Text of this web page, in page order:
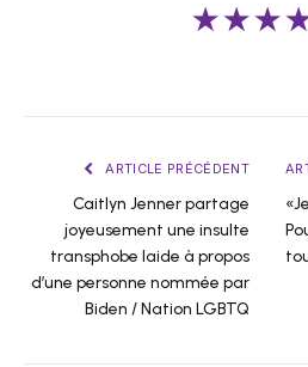
ARTICLE PRÉCÉDENT
Caitlyn Jenner partage
joyeusement une insulte
transphobe laide à propos
d’une personne nommée par
Biden / Nation LGBTQ